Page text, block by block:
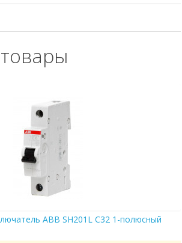
ABB SH201L C32 1-полюсный